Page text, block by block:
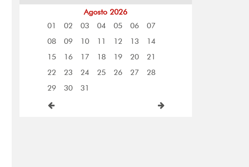
Agosto 2026
01
02 03 04 05 06
07
08
09 10 11 12 13
14
15
16 17 18 19 20
21
22
23 24 25 26 27
28
29
30 31